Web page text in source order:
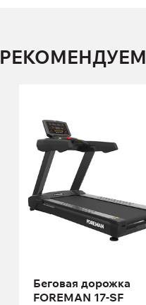
РЕКОМЕНДУЕМ
Беговая дорожка
FOREMAN 17-SF
17-SF
Высота:
156 см
Ширина:
92 см